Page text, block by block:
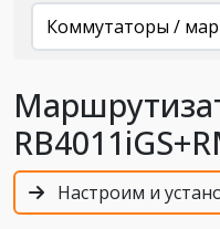
Каталог
Коммутаторы /
Настроим и